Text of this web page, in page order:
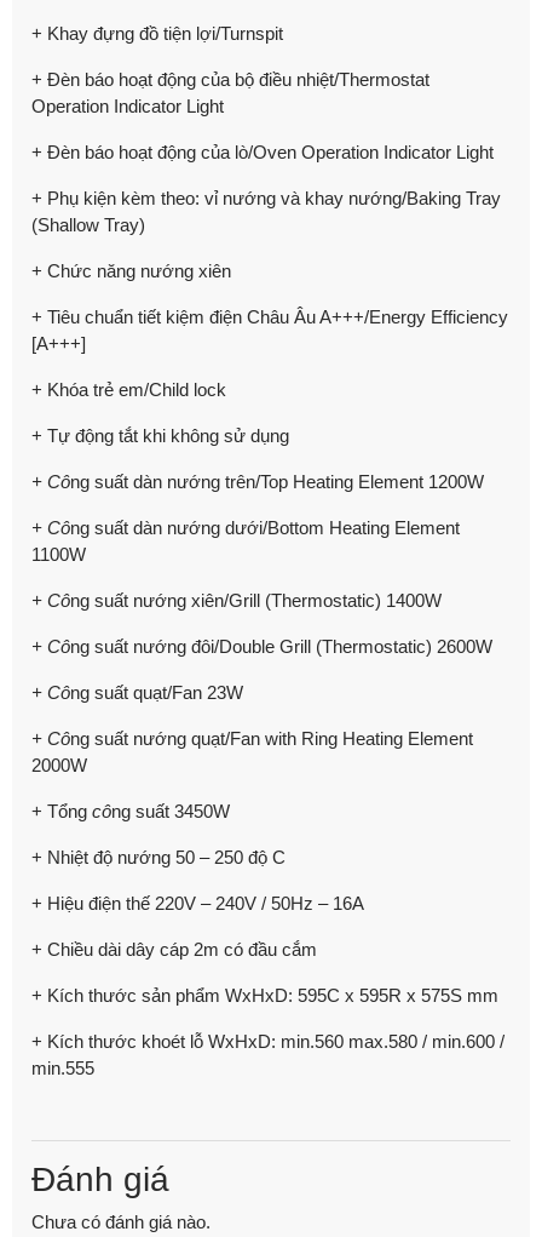
+ Khay đựng đồ tiện lợi/Turnspit
+ Đèn báo hoạt động của bộ điều nhiệt/Thermostat
Operation Indicator Light
+ Đèn báo hoạt động của lò/Oven Operation Indicator Light
+ Phụ kiện kèm theo: vỉ nướng và khay nướng/Baking Tray
(Shallow Tray)
+ Chức năng nướng xiên
+ Tiêu chuẩn tiết kiệm điện Châu Âu A+++/Energy Efficiency
[A+++]
+ Khóa trẻ em/Child lock
+ Tự động tắt khi không sử dụng
+ Công suất dàn nướng trên/Top Heating Element 1200W
+ Công suất dàn nướng dưới/Bottom Heating Element
1100W
+ Công suất nướng xiên/Grill (Thermostatic) 1400W
+ Công suất nướng đôi/Double Grill (Thermostatic) 2600W
+ Công suất quạt/Fan 23W
+ Công suất nướng quạt/Fan with Ring Heating Element
2000W
+ Tổng công suất 3450W
+ Nhiệt độ nướng 50 – 250 độ C
+ Hiệu điện thế 220V – 240V / 50Hz – 16A
+ Chiều dài dây cáp 2m có đầu cắm
+ Kích thước sản phẩm WxHxD: 595C x 595R x 575S mm
+ Kích thước khoét lỗ WxHxD: min.560 max.580 / min.600 /
min.555
Đánh giá
Chưa có đánh giá nào.